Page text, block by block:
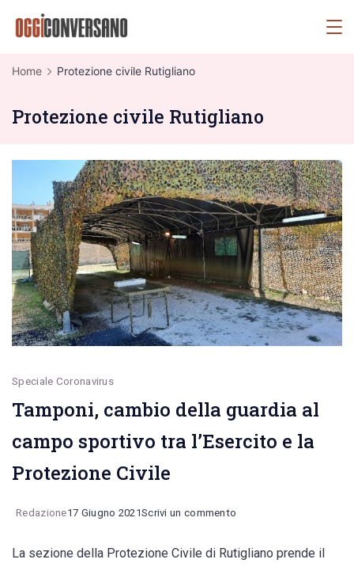
Home Protezione civile Rutigliano
Protezione civile Rutigliano
Speciale Coronavirus
Tamponi, cambio della guardia al
campo sportivo tra l’Esercito e la
Protezione Civile
Redazione17 Giugno 2021Scrivi un commento
cambio
La sezione della Protezione Civile di Rutigliano prende il